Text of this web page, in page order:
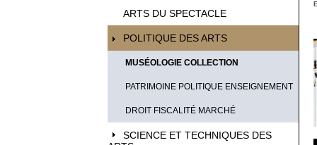
ARTS DU SPECTACLE
POLITIQUE DES ARTS
MUSÉOLOGIE COLLECTION
PATRIMOINE POLITIQUE ENSEIGNEMENT
DROIT FISCALITÉ MARCHÉ
SCIENCE ET TECHNIQUES DES